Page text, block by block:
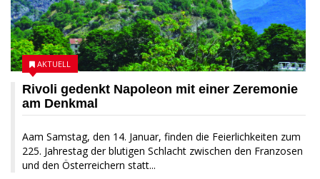
Rivoli gedenkt Napoleon mit einer Zeremonie
am Denkmal
Aam Samstag, den 14. Januar, finden die Feierlichkeiten zum
225. Jahrestag der blutigen Schlacht zwischen den Franzosen
und den Österreichern statt...
AKTUELL